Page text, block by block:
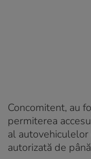
Concomitent, au
permiterea
al
autorizată de